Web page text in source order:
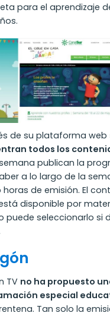
para el aprendizaje
de su plataforma web
todos los
publican la
a lo largo de la
de emisión. El
disponible por
puede seleccionarlo si
TV no ha propuesto
especial
Tan solo la